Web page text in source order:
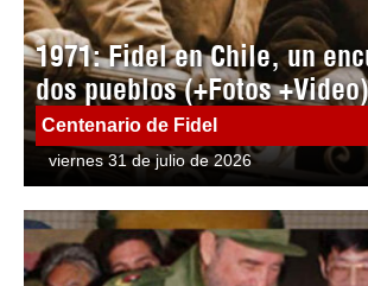
1971: Fidel en Chile, un
dos pueblos (+Fotos +Video)
Centenario de Fidel
viernes 31 de julio de 2026